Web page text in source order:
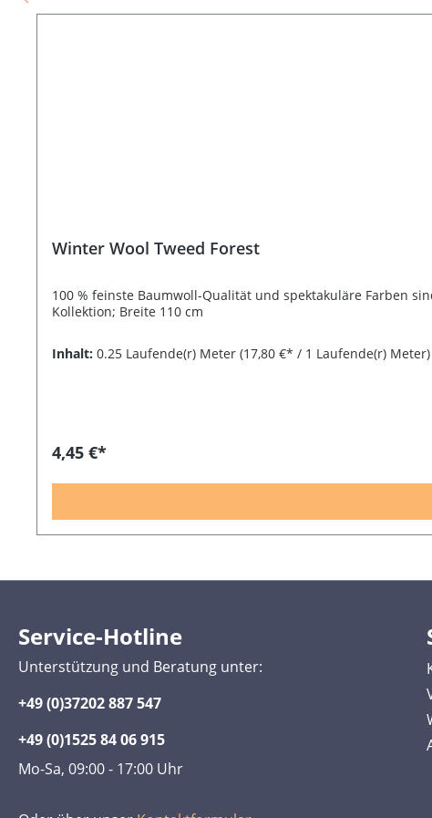
Winter Wool Tweed Forest
100 % feinste Baumwoll-Qualität und spektakuläre Farben
Kollektion; Breite 110 cm
Inhalt: 0.25 Laufende(r) Meter (17,80 €* / 1 Laufende(r) Meter)
4,45 €*
Service-Hotline
Unterstützung und Beratung unter:
+49 (0)37202 887 547
+49 (0)1525 84 06 915
Mo-Sa, 09:00 - 17:00 Uhr